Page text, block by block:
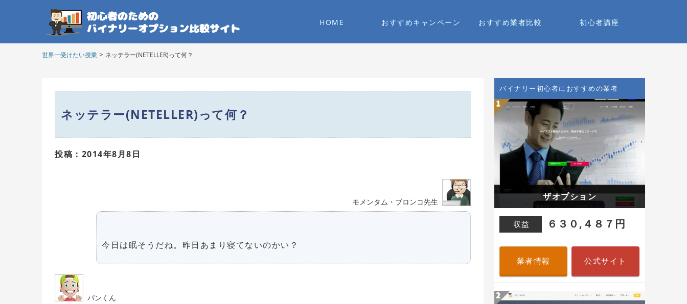
HOME おすすめキャンペーン おすすめ業者比較 初心者講座
世界一受けたい授業 > ネッテラー(NETELLER)って何？
ネッテラー(NETELLER)って何？
投稿 : 2014年8月8日
モメンタム・ブロンコ先生
今日は眠そうだね。昨日あまり寝てないのかい？
パンくん
バイナリー初心者におすすめの業者
ザオプション
収益 ６３０,４８７円
業者情報 公式サイト